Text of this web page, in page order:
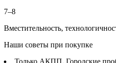
7–8
Вместительность,
Наши советы при покупке
Только АКПП. Городские